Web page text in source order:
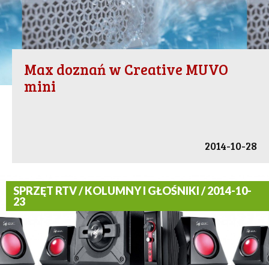
Max doznań w Creative MUVO
mini
2014-10-28
SPRZĘT RTV / KOLUMNY I GŁOŚNIKI / 2014-10-
23